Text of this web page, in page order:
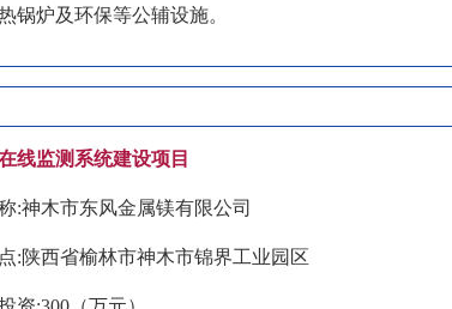
锅炉及环保等公辅设施。
线监测系统建设项目
:神木市东风金属镁有限公司
:陕西省榆林市神木市锦界工业园区